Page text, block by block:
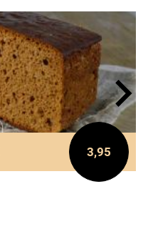
3,95